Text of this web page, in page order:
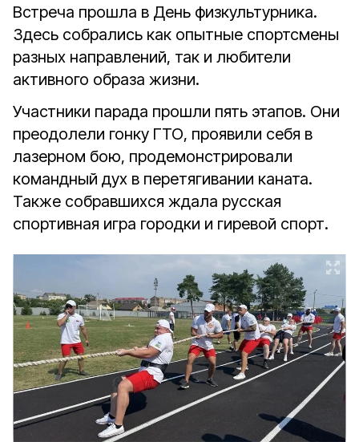
Встреча прошла в День физкультурника.
Здесь собрались как опытные спортсмены
разных направлений, так и любители
активного образа жизни.
Участники парада прошли пять этапов. Они
преодолели гонку ГТО, проявили себя в
лазерном бою, продемонстрировали
командный дух в перетягивании каната.
Также собравшихся ждала русская
спортивная игра городки и гиревой спорт.